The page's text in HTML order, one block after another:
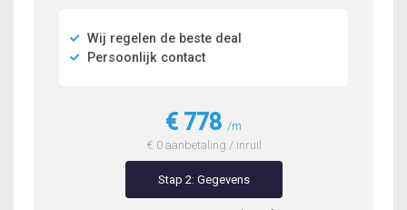
Wij regelen de beste deal
Persoonlijk contact
€ 778 /m
€ 0 aanbetaling / inruil
Stap 2: Gegevens